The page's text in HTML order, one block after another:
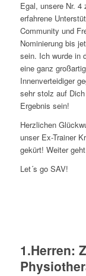
Egal, unsere Nr.
erfahrene
Community und
Nominierung bis
sein. Ich wurde in
eine ganz
Innenverteidiger
sehr stolz auf
Ergebnis sein!
Herzlichen
unser Ex-Trainer
gekürt! Weiter
Let´s go SAV!
1.Herren: